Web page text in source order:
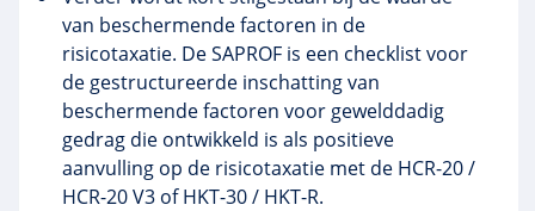
van beschermende factoren in de
risicotaxatie. DeSAPROF is een checklist voor
de gestructureerde inschatting van
beschermende factoren voor gewelddadig
gedrag die ontwikkeld is als positieve
aanvulling op de risicotaxatie met de HCR-20/
HCR-20V3 ofHKT-30 / HKT-R.